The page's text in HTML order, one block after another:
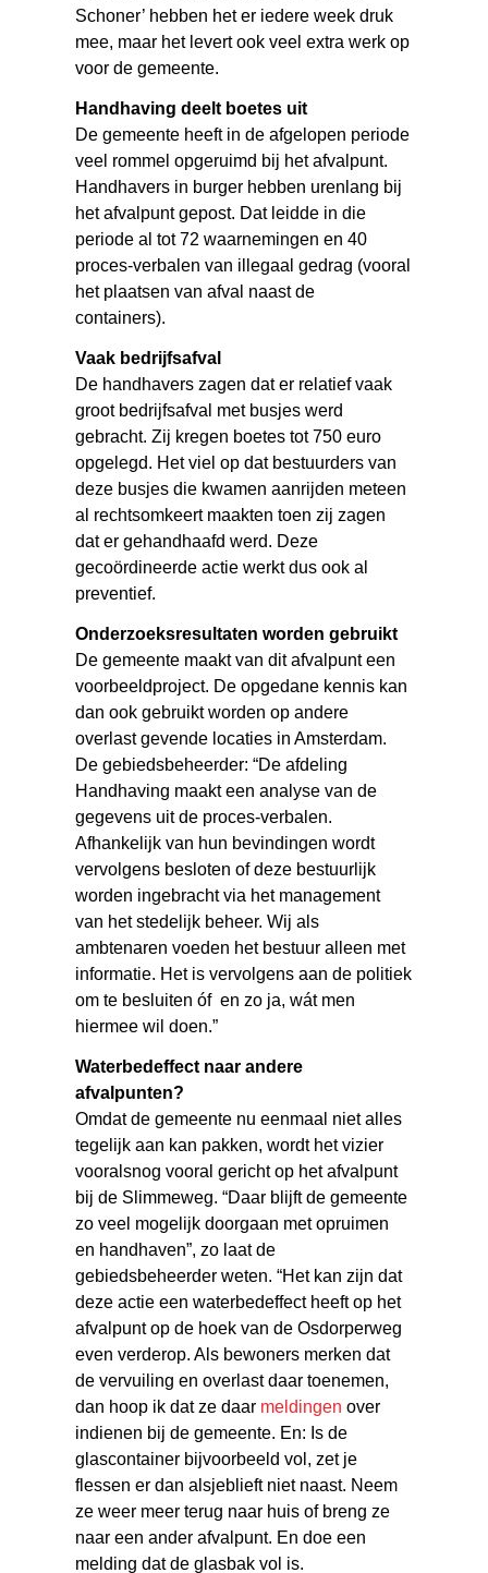
Schoner’ hebben het er iedere week druk
mee, maar het levert ook veel extra werk op
voor de gemeente.
Handhaving deelt boetes uit
De gemeente heeft in de afgelopen periode
veel rommel opgeruimd bij het afvalpunt.
Handhavers in burger hebben urenlang bij
het afvalpunt gepost. Dat leidde in die
periode al tot 72 waarnemingen en 40
proces-verbalen van illegaal gedrag (vooral
het plaatsen van afval naast de
containers).
Vaak bedrijfsafval
De handhavers zagen dat er relatief vaak
groot bedrijfsafval met busjes werd
gebracht. Zij kregen boetes tot 750 euro
opgelegd. Het viel op dat bestuurders van
deze busjes die kwamen aanrijden meteen
al rechtsomkeert maakten toen zij zagen
dat er gehandhaafd werd. Deze
gecoördineerde actie werkt dus ook al
preventief.
Onderzoeksresultaten worden gebruikt
De gemeente maakt van dit afvalpunt een
voorbeeldproject. De opgedane kennis kan
dan ook gebruikt worden op andere
overlast gevende locaties in Amsterdam.
De gebiedsbeheerder: “De afdeling
Handhaving maakt een analyse van de
gegevens uit de proces-verbalen.
Afhankelijk van hun bevindingen wordt
vervolgens besloten of deze bestuurlijk
worden ingebracht via het management
van het stedelijk beheer. Wij als
ambtenaren voeden het bestuur alleen met
informatie. Het is vervolgens aan de politiek
om te besluiten óf en zo ja, wát men
hiermee wil doen.”
Waterbedeffect naar andere
afvalpunten?
Omdat de gemeente nu eenmaal niet alles
tegelijk aan kan pakken, wordt het vizier
vooralsnog vooral gericht op het afvalpunt
bij de Slimmeweg. “Daar blijft de gemeente
zo veel mogelijk doorgaan met opruimen
en handhaven”, zo laat de
gebiedsbeheerder weten. “Het kan zijn dat
deze actie een waterbedeffect heeft op het
afvalpunt op de hoek van de Osdorperweg
even verderop. Als bewoners merken dat
de vervuiling en overlast daar toenemen,
dan hoop ik dat ze daar meldingen over
indienen bij de gemeente. En: Is de
glascontainer bijvoorbeeld vol, zet je
flessen er dan alsjeblieft niet naast. Neem
ze weer meer terug naar huis of breng ze
naar een ander afvalpunt. En doe een
melding dat de glasbak vol is.